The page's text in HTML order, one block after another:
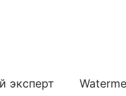
эксперт